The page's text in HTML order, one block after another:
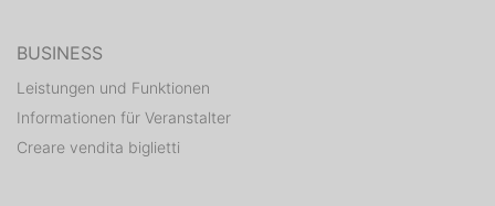
BUSINESS
Leistungen und Funktionen
Informationen für Veranstalter
Creare vendita biglietti